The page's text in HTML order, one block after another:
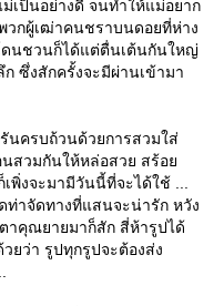
เป็นอย่างดี จนทำให้แม่อยาก
วกผู้เฒ่าคนชราบนดอยที่ห่าง
นชวนก็ได้แต่ตื่นเต้นกันใหญ่
ซึ่งสักครั้งจะมีผ่านเข้ามา
นครบถ้วนด้วยการสวมใส่
นสวมกันให้หล่อสวย สร้อ
เพิ่งจะมามีวันนี้ที่จะได้ใช้ ...
าจัดทางที่แสนจะน่ารัก หวัง
าคุณยายมาก็สัก สี่ห้ารูปได้
ว่า รูปทุกรูปจะต้องส่ง